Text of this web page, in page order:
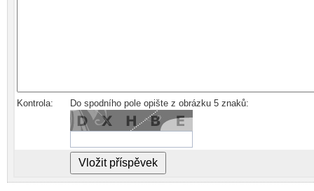
Kontrola: Do spodního pole opište z obrázku 5 znaků: